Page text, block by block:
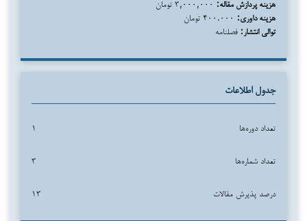
هزینه پردازش مقاله:
هزینه داوری:
توالی انتشار: فصلنامه
جدول اطلاعات
تعداد دوره‌ها ۱
تعداد شماره‌ها ۳
درصد پذیرش مقالات ۱۳